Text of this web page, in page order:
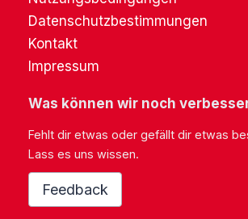
Datenschutzbestimmungen
Kontakt
Impressum
Was können wir noch
Fehlt dir etwas oder gefällt dir etwas
Lass es uns wissen.
Feedback